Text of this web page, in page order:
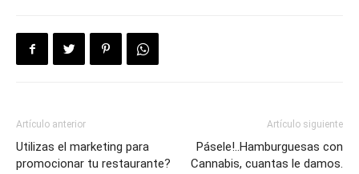
Artículo anterior
Utilizas el marketing para
promocionar tu restaurante?
Artículo siguiente
Pásele!..Hamburguesas con
Cannabis, cuantas le damos.